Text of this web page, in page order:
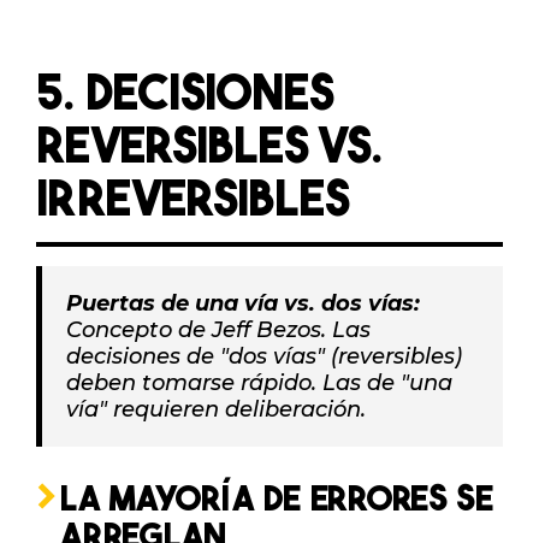
5. DECISIONES
REVERSIBLES VS.
IRREVERSIBLES
Puertas de una vía vs. dos vías:
Concepto de Jeff Bezos. Las
decisiones de "dos vías" (reversibles)
deben tomarse rápido. Las de "una
vía" requieren deliberación.
LA MAYORÍA DE ERRORES SE